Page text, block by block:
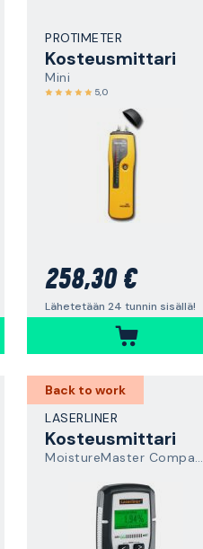
PROTIMETER
Kosteusmittari
Mini
5,0
258,30 €
Lähetetään 24 tunnin sisällä!
Back to work
LASERLINER
Kosteusmittari
MoistureMaster Compact Plus